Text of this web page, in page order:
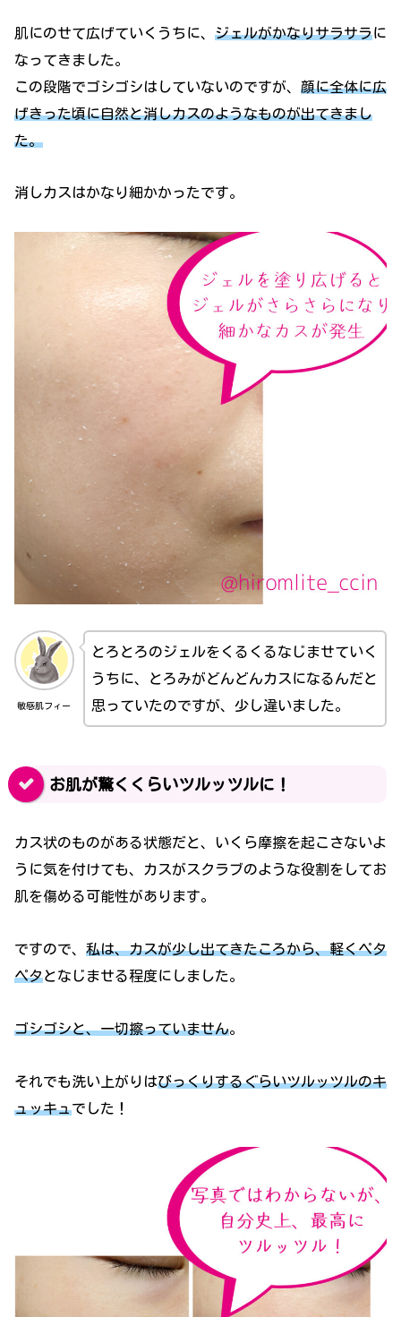
肌にのせて広げていくうちに、 ジェルがかなりサラサラに
なってきました。
この段階でゴシゴシはしていないのですが、 顔に全体に広
げきった頃に自然と消しカスのようなものが出てきまし
た。
消しカスはかなり細かかったです。
敏感肌フィー
とろとろのジェルをくるくるなじませていく
うちに、とろみがどんどんカスになるんだと
思っていたのですが、少し違いました。
お肌が驚くくらいツルッツルに！
カス状のものがある状態だと、いくら摩擦を起こさないよ
うに気を付けても、カスがスクラブのような役割をしてお
肌を傷める可能性があります。
ですので、 私は、カスが少し出てきたころから、軽くペタ
ペタとなじませる程度にしました。
ゴシゴシと、一切擦っていません。
それでも洗い上がりはびっくりするぐらいツルッツルのキ
ュッキュでした！